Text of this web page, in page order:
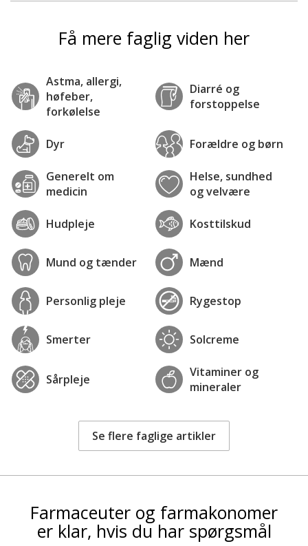
Få mere faglig viden her
Astma, allergi,
høfeber,
forkølelse
Diarré og
forstoppelse
Dyr Forældre og børn
Generelt om
medicin
Helse, sundhed
og velvære
Hudpleje Kosttilskud
Mund og tænder Mænd
Personlig pleje Rygestop
Smerter Solcreme
Sårpleje
Vitaminer og
mineraler
Se flere faglige artikler
Farmaceuter og farmakonomer
er klar, hvis du har spørgsmål